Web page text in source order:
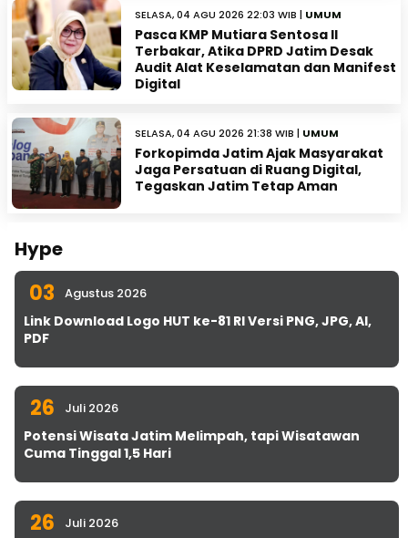
SELASA, 04 AGU 2026 22:03 WIB | UMUM
Pasca KMP Mutiara Sentosa II
Terbakar, Atika DPRD Jatim Desak
Audit Alat Keselamatan dan Manifest
Digital
SELASA, 04 AGU 2026 21:38 WIB | UMUM
Forkopimda Jatim Ajak Masyarakat
Jaga Persatuan di Ruang Digital,
Tegaskan Jatim Tetap Aman
Hype
03 Agustus 2026
Link Download Logo HUT ke-81 RI Versi PNG, JPG, AI,
PDF
26 Juli 2026
Potensi Wisata Jatim Melimpah, tapi Wisatawan
Cuma Tinggal 1,5 Hari
26 Juli 2026